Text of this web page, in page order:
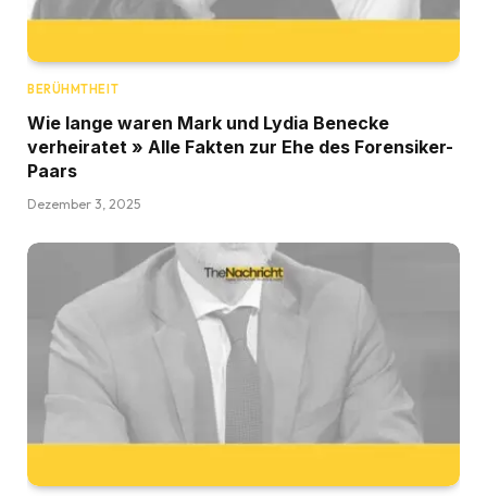
BERÜHMTHEIT
Wie lange waren Mark und Lydia Benecke
verheiratet » Alle Fakten zur Ehe des Forensiker-
Paars
Dezember 3, 2025